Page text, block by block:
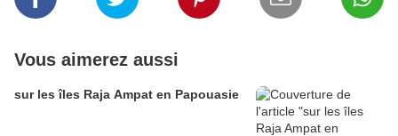
Vous aimerez aussi
sur les îles Raja Ampat en Papouasie